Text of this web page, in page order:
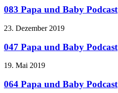
083 Papa und Baby Podcast
23. Dezember 2019
047 Papa und Baby Podcast
19. Mai 2019
064 Papa und Baby Podcast